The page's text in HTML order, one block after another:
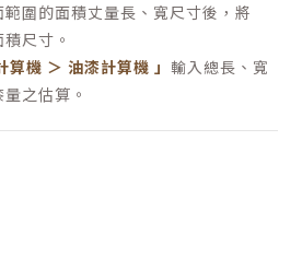
圍的面積丈量長、寬尺寸後，將
尺寸。
算機 ＞ 油漆計算機 」 輸入總長、寬
之估算。